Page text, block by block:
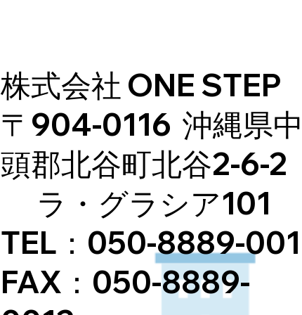
株式会社 ONE STEP
〒904-0116 沖縄県
頭郡北谷町北谷2-6-2
ラ・グラシア101
TEL：050-8889-
FAX：050-8889-